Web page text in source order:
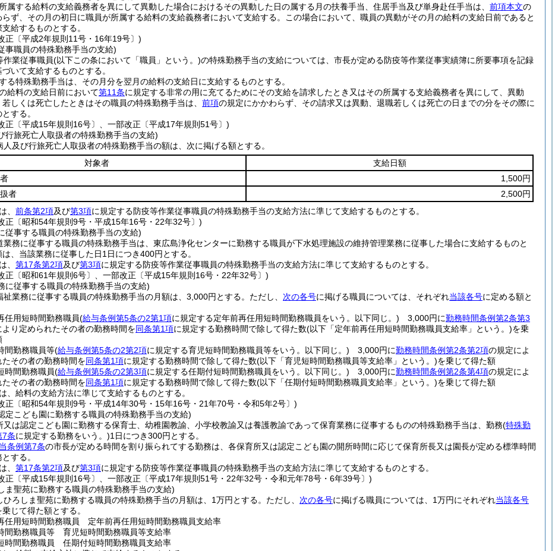
属する給料の支給義務者を異にして異動した場合におけるその異動した日の属する月の扶養手当、住居手当及び単身赴任手当は、 前項本文の
ず、その月の初日に職員が所属する給料の支給義務者において支給する。
この場合において、職員の異動がその月の給料の支給日前であると
給するものとする。
正〔平成2年規則11号・16年19号〕)
事職員の特殊勤務手当の支給)
作業従事職員(以下この条において「職員」という。)の特殊勤務手当の支給については、市長が定める防疫等作業従事実績簿に所要事項を記録
いて支給するものとする。
る特殊勤務手当は、その月分を翌月の給料の支給日に支給するものとする。
給料の支給日前において第11条に規定する非常の用に充てるためにその支給を請求したとき又はその所属する支給義務者を異にして、異動
若しくは死亡したときはその職員の特殊勤務手当は、 前項の規定にかかわらず、その請求又は異動、退職若しくは死亡の日までの分をその際に
する。
正〔平成15年規則16号〕、一部改正〔平成17年規則51号〕)
行旅死亡人取扱者の特殊勤務手当の支給)
人及び行旅死亡人取扱者の特殊勤務手当の額は、次に掲げる額とする。
対象者
支給日額
1,500円
者
2,500円
、 前条第2項及び第3項に規定する防疫等作業従事職員の特殊勤務手当の支給方法に準じて支給するものとする。
正〔昭和54年規則9号・平成15年16号・22年32号〕)
従事する職員の特殊勤務手当の支給)
業務に従事する職員の特殊勤務手当は、東広島浄化センターに勤務する職員が下水処理施設の維持管理業務に従事した場合に支給するものと
は、当該業務に従事した日1日につき400円とする。
、 第17条第2項及び第3項に規定する防疫等作業従事職員の特殊勤務手当の支給方法に準じて支給するものとする。
正〔昭和61年規則6号〕、一部改正〔平成15年規則16号・22年32号〕)
に従事する職員の特殊勤務手当の支給)
祉業務に従事する職員の特殊勤務手当の月額は、3,000円とする。 ただし、 次の各号に掲げる職員については、それぞれ当該各号に定める額と
任用短時間勤務職員(給与条例第5条の2第1項に規定する定年前再任用短時間勤務職員をいう。以下同じ。) 3,000円に勤務時間条例第2条第3
より定められたその者の勤務時間を同条第1項に規定する勤務時間で除して得た数(以下「定年前再任用短時間勤務職員支給率」という。)を乗
間勤務職員等(給与条例第5条の2第2項に規定する育児短時間勤務職員等をいう。以下同じ。) 3,000円に勤務時間条例第2条第2項の規定によ
たその者の勤務時間を同条第1項に規定する勤務時間で除して得た数(以下「育児短時間勤務職員等支給率」という。)を乗じて得た額
時間勤務職員(給与条例第5条の2第3項に規定する任期付短時間勤務職員をいう。以下同じ。) 3,000円に勤務時間条例第2条第4項の規定によ
たその者の勤務時間を同条第1項に規定する勤務時間で除して得た数(以下「任期付短時間勤務職員支給率」という。)を乗じて得た額
、給料の支給方法に準じて支給するものとする。
正〔昭和54年規則9号・平成14年30号・15年16号・21年70号・令和5年2号〕)
定こども園に勤務する職員の特殊勤務手当の支給)
又は認定こども園に勤務する保育士、幼稚園教諭、小学校教諭又は養護教諭であって保育業務に従事するものの特殊勤務手当は、勤務(特殊勤
7条に規定する勤務をいう。)1日につき300円とする。
条例第7条の市長が定める時間を割り振られてする勤務は、各保育所又は認定こども園の開所時間に応じて保育所長又は園長が定める標準時間
する。
、 第17条第2項及び第3項に規定する防疫等作業従事職員の特殊勤務手当の支給方法に準じて支給するものとする。
正〔平成15年規則16号〕、一部改正〔平成17年規則51号・22年32号・令和元年78号・6年39号〕)
ま聖苑に勤務する職員の特殊勤務手当の支給)
ひろしま聖苑に勤務する職員の特殊勤務手当の月額は、1万円とする。 ただし、 次の各号に掲げる職員については、1万円にそれぞれ当該各号
じて得た額とする。
任用短時間勤務職員 定年前再任用短時間勤務職員支給率
間勤務職員等 育児短時間勤務職員等支給率
時間勤務職員 任期付短時間勤務職員支給率